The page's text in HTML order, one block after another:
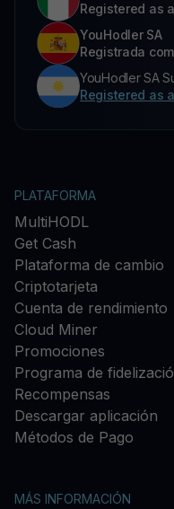
Registered as
YouHodler SA
Registrada
YouHodler SA
Registered as
PLATAFORMA
MultiHODL
Get Cash
Plataforma de cambio
Criptotarjeta
Cuenta de rendimiento
Cloud Miner
Promociones
Programa de
Recompensas
Descargar aplicación
Métodos de Pago
MÁS INFORMACIÓN